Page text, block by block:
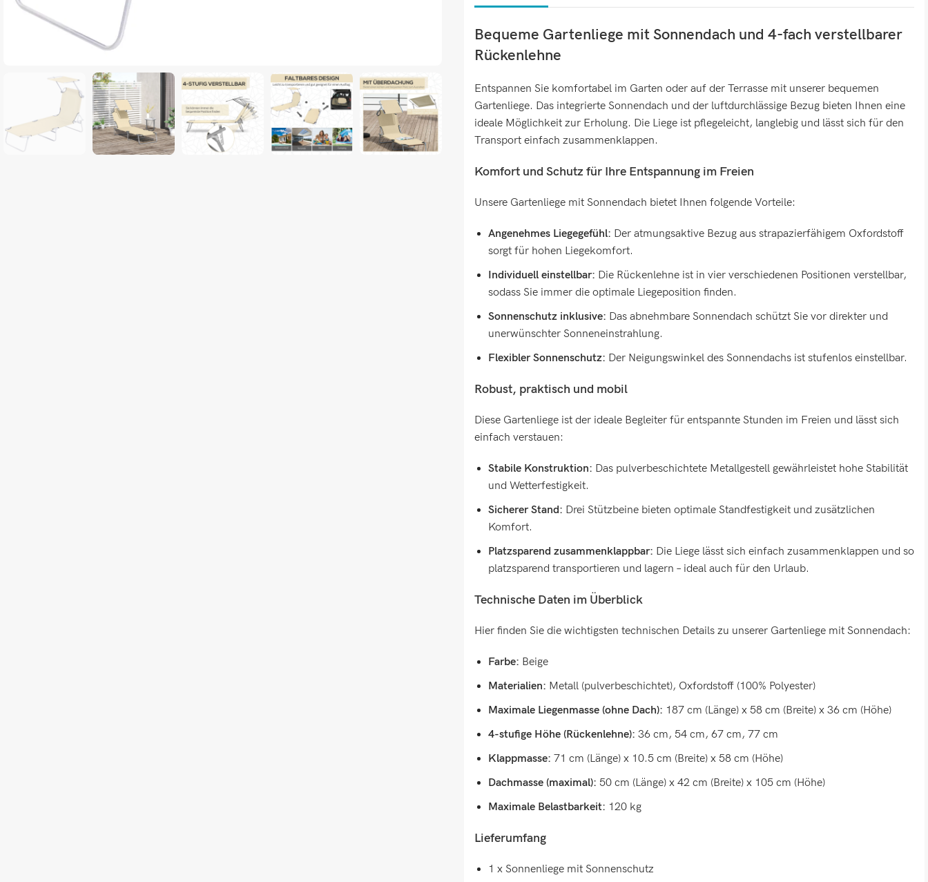
Bequeme Gartenliege mit Sonnendach und 4-fach verstellbarer
Rückenlehne
Entspannen Sie komfortabel im Garten oder auf der Terrasse mit unserer bequemen
Gartenliege. Das integrierte Sonnendach und der luftdurchlässige Bezug bieten Ihnen eine
ideale Möglichkeit zur Erholung. Die Liege ist pflegeleicht, langlebig und lässt sich für den
Transport einfach zusammenklappen.
Komfort und Schutz für Ihre Entspannung im Freien
Unsere Gartenliege mit Sonnendach bietet Ihnen folgende Vorteile:
Angenehmes Liegegefühl: Der atmungsaktive Bezug aus strapazierfähigem Oxfordstoff
sorgt für hohen Liegekomfort.
Individuell einstellbar: Die Rückenlehne ist in vier verschiedenen Positionen verstellbar,
sodass Sie immer die optimale Liegeposition finden.
Sonnenschutz inklusive: Das abnehmbare Sonnendach schützt Sie vor direkter und
unerwünschter Sonneneinstrahlung.
Flexibler Sonnenschutz: Der Neigungswinkel des Sonnendachs ist stufenlos einstellbar.
Robust, praktisch und mobil
Diese Gartenliege ist der ideale Begleiter für entspannte Stunden im Freien und lässt sich
einfach verstauen:
Stabile Konstruktion: Das pulverbeschichtete Metallgestell gewährleistet hohe Stabilität
und Wetterfestigkeit.
Sicherer Stand: Drei Stützbeine bieten optimale Standfestigkeit und zusätzlichen
Komfort.
Platzsparend zusammenklappbar: Die Liege lässt sich einfach zusammenklappen und so
platzsparend transportieren und lagern – ideal auch für den Urlaub.
Technische Daten im Überblick
Hier finden Sie die wichtigsten technischen Details zu unserer Gartenliege mit Sonnendach:
Farbe: Beige
Materialien: Metall (pulverbeschichtet), Oxfordstoff (100% Polyester)
Maximale Liegenmasse (ohne Dach): 187 cm (Länge) x 58 cm (Breite) x 36 cm (Höhe)
4-stufige Höhe (Rückenlehne): 36 cm, 54 cm, 67 cm, 77 cm
Klappmasse: 71 cm (Länge) x 10.5 cm (Breite) x 58 cm (Höhe)
Dachmasse (maximal): 50 cm (Länge) x 42 cm (Breite) x 105 cm (Höhe)
Maximale Belastbarkeit: 120 kg
Lieferumfang
1 x Sonnenliege mit Sonnenschutz